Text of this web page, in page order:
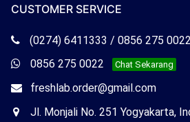
CUSTOMER SERVICE
Telepon
Freshlab
(0274) 6411333 / 0856 275 0022
Whatsapp
Freshlab
0856 275 0022 Chat Sekarang
Email
Freshlab
freshlab.order@gmail.com
OfficeJl. Monjali No. 251 Yogyakarta,